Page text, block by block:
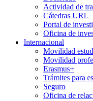
Actividad de
Cátedras URL
Portal de
Oficina de
Internacional
Movilidad
Movilidad
Erasmus+
Trámites para
Seguro
Oficina de